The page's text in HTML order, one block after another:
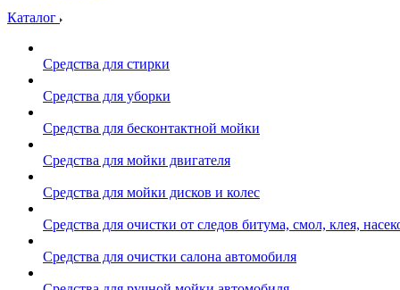
Каталог
Средства для стирки
Средства для уборки
Средства для бесконтактной мойки
Средства для мойки двигателя
Средства для мойки дисков и колес
Средства для очистки от следов битума, смол, клея,
Средства для очистки салона автомобиля